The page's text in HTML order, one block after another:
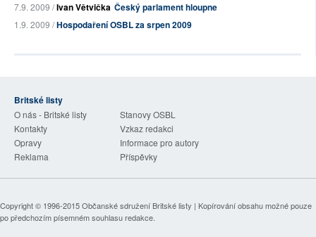
7.9. 2009 /Ivan Větvička Český parlament hloupne
1.9. 2009 /Hospodaření OSBL za srpen 2009
Britské listy
O nás - Britské listy
Stanovy OSBL
Kontakty
Vzkaz redakci
Opravy
Informace pro autory
Reklama
Příspěvky
Copyright © 1996-2015Občanské sdružení Britské listy | Kopírování obsahu možné pouze
po předchozím písemném souhlasu redakce.